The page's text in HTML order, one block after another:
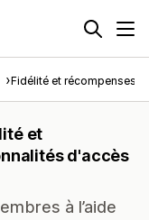
Fidélité et récompenses
et
d'accès
à l’aide